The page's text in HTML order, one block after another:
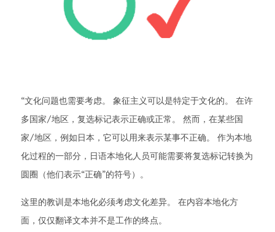
“文化问题也需要考虑。 象征主义可以是特定于文化的。 在许
多国家/地区，复选标记表示正确或正常。 然而，在某些国
家/地区，例如日本，它可以用来表示某事不正确。 作为本地
化过程的一部分，日语本地化人员可能需要将复选标记转换为
圆圈（他们表示“正确”的符号）。
这里的教训是本地化必须考虑文化差异。 在内容本地化方
面，仅仅翻译文本并不是工作的终点。